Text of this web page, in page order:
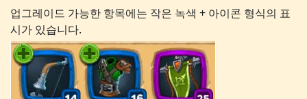
업그레이드 가능한 항목에는 작은 녹색 + 아이콘 형식의 표
시가 있습니다.